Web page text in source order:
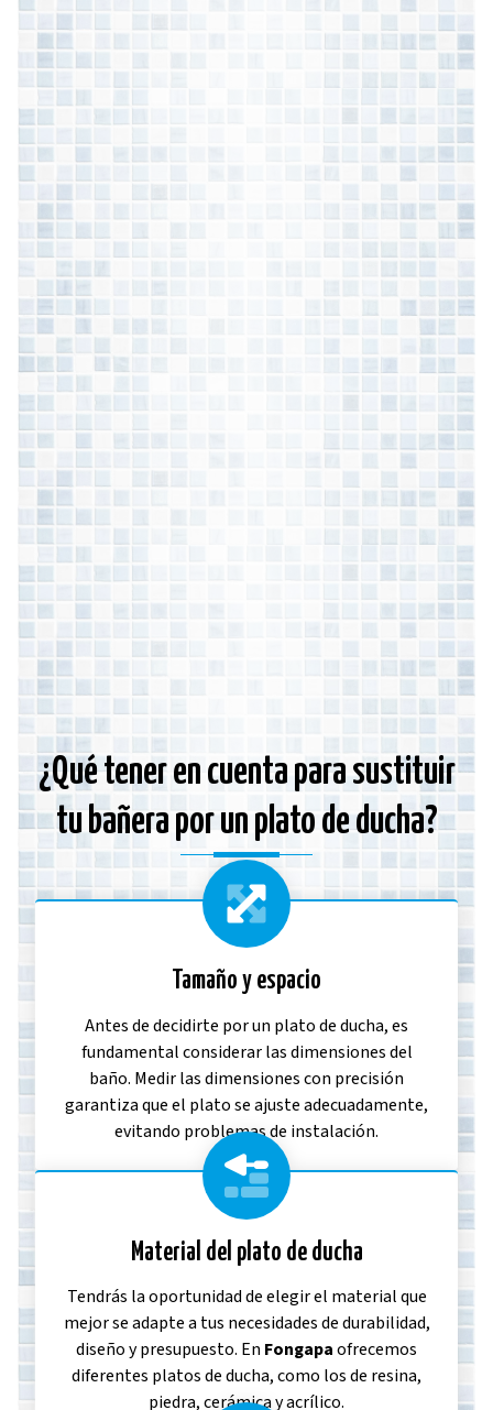
¿Qué tener en cuenta para sustituir
tu bañera por un plato de ducha?
Tamaño y espacio
Antes de decidirte por un plato de ducha, es
fundamental considerar las dimensiones del
baño. Medir las dimensiones con precisión
garantiza que el plato se ajuste adecuadamente,
evitando problemas de instalación.
Material del plato de ducha
Tendrás la oportunidad de elegir el material que
mejor se adapte a tus necesidades de durabilidad,
diseño y presupuesto. En Fongapaofrecemos
diferentes platos de ducha, como los de resina,
piedra, cerámica y acrílico.